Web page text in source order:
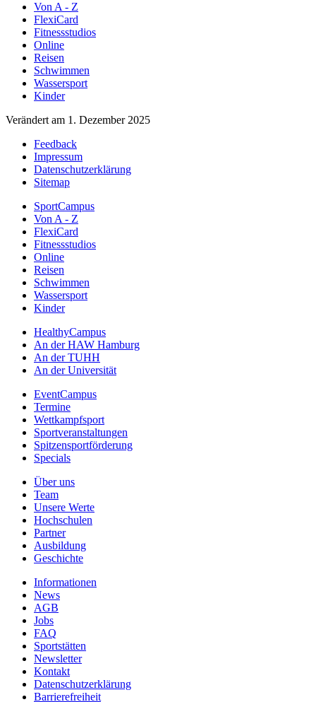
Von A - Z
FlexiCard
Fitnessstudios
Online
Reisen
Schwimmen
Wassersport
Kinder
Verändert am 1. Dezember 2025
Feedback
Impressum
Datenschutzerklärung
Sitemap
SportCampus
Von A - Z
FlexiCard
Fitnessstudios
Online
Reisen
Schwimmen
Wassersport
Kinder
HealthyCampus
An der HAW Hamburg
An der TUHH
An der Universität
EventCampus
Termine
Wettkampfsport
Sportveranstaltungen
Spitzensportförderung
Specials
Über uns
Team
Unsere Werte
Hochschulen
Partner
Ausbildung
Geschichte
Informationen
News
AGB
Jobs
FAQ
Sportstätten
Newsletter
Kontakt
Datenschutzerklärung
Barrierefreiheit